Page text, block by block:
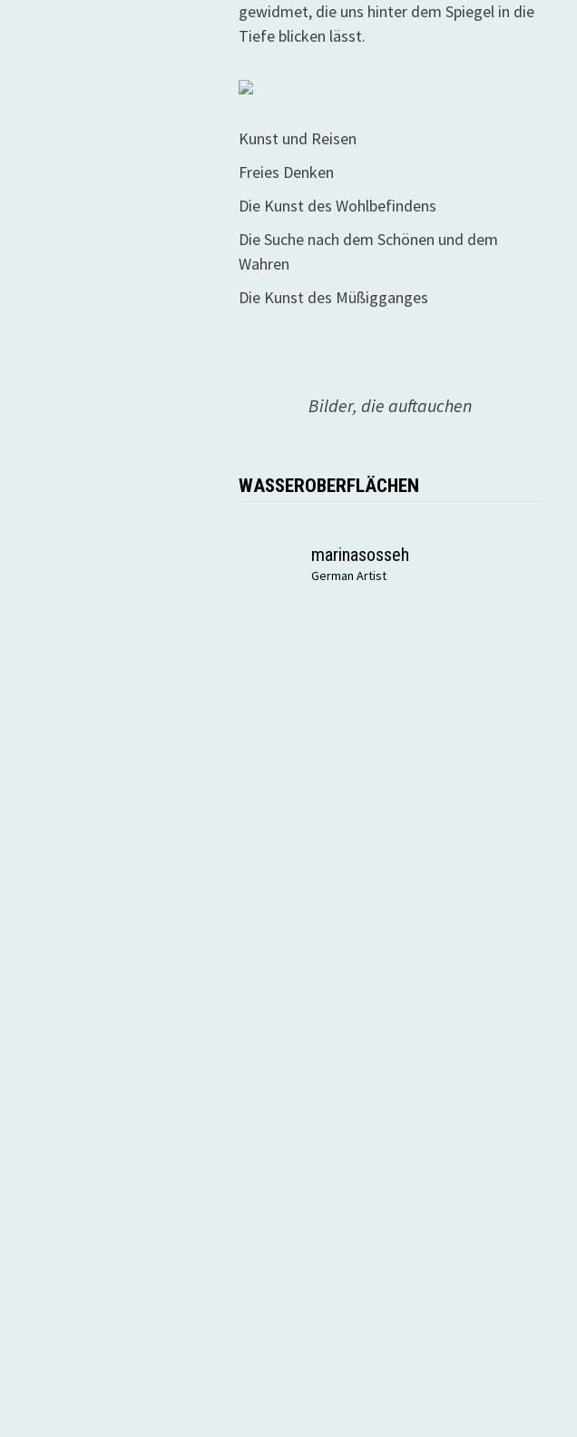
gewidmet, die uns hinter dem Spiegel in die
Tiefe blicken lässt.
Kunst und Reisen
Freies Denken
Die Kunst des Wohlbefindens
Die Suche nach dem Schönen und dem
Wahren
Die Kunst des Müßigganges
Bilder, die auftauchen
WASSEROBERFLÄCHEN
marinasosseh
German Artist